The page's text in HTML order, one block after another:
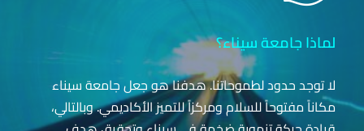
لماذا جامعة سيناء؟
لا توجد حدود لطموحاتنا. هدفنا هو جعل جامعة سيناء
مكاناً مفتوحاً للسلام ومركزاً للتميز الأكاديمي. وبالتالي،